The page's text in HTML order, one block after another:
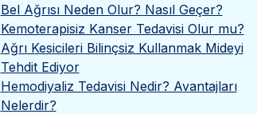
Bel Ağrısı Neden Olur? Nasıl Geçer?
Kemoterapisiz Kanser Tedavisi Olur mu?
Ağrı Kesicileri Bilinçsiz Kullanmak Mideyi
Tehdit Ediyor
Hemodiyaliz Tedavisi Nedir? Avantajları
Nelerdir?